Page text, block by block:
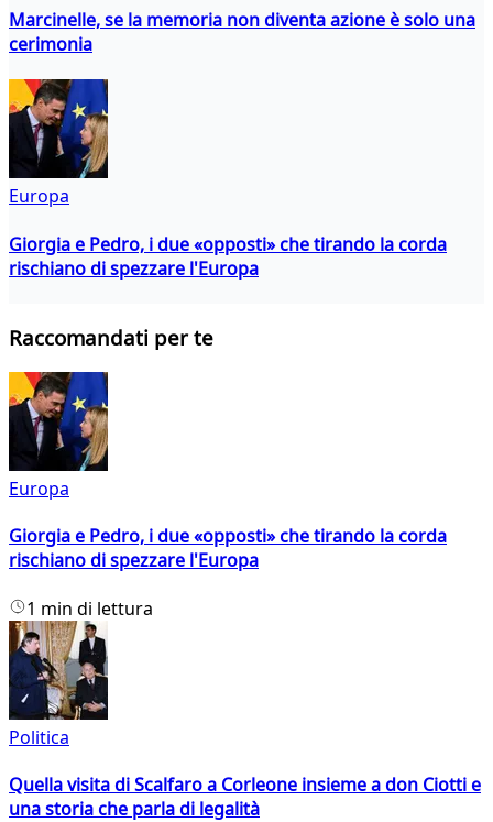
Marcinelle, se la memoria non diventa azione è solo una
cerimonia
Europa
Giorgia e Pedro, i due «opposti» che tirando la corda
rischiano di spezzare l'Europa
Raccomandati per te
Europa
Giorgia e Pedro, i due «opposti» che tirando la corda
rischiano di spezzare l'Europa
1 min di lettura
Politica
Quella visita di Scalfaro a Corleone insieme a don Ciotti e
una storia che parla di legalità